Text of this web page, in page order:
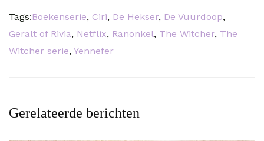
Tags:Boekenserie, Ciri, De Hekser, De Vuurdoop,
Geralt of Rivia, Netflix, Ranonkel, The Witcher, The
Witcher serie, Yennefer
Gerelateerde berichten